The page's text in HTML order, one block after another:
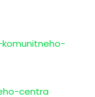
centra